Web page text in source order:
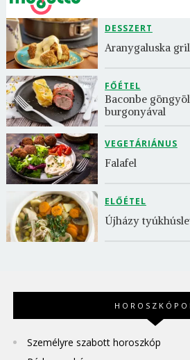
DESSZERT
Aranygaluska
FŐÉTEL
Baconbe
burgonyával
VEGETÁRIÁNUS
Falafel
ELŐÉTEL
Újházy
Személyre szabott horoszkóp